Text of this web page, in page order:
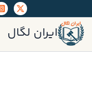
به
محتوا
ایران لگال